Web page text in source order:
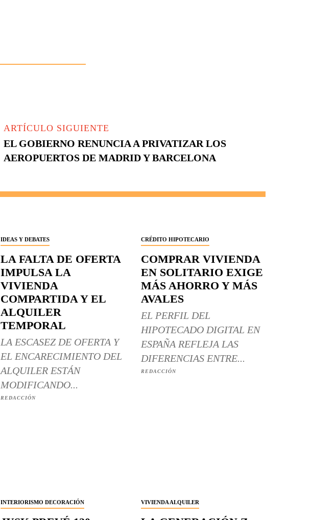
ARTÍCULO SIGUIENTE
EL GOBIERNO RENUNCIA A PRIVATIZAR LOS
AEROPUERTOS DE MADRID Y BARCELONA
IDEAS Y DEBATES
LA FALTA DE OFERTA
IMPULSA LA
VIVIENDA
COMPARTIDA Y EL
ALQUILER
TEMPORAL
LA ESCASEZ DE OFERTA Y
EL ENCARECIMIENTO DEL
ALQUILER ESTÁN
MODIFICANDO...
REDACCIÓN
CRÉDITO HIPOTECARIO
COMPRAR VIVIENDA
EN SOLITARIO EXIGE
MÁS AHORRO Y MÁS
AVALES
EL PERFIL DEL
HIPOTECADO DIGITAL EN
ESPAÑA REFLEJA LAS
DIFERENCIAS ENTRE...
REDACCIÓN
INTERIORISMO DECORACIÓN VIVIENDA ALQUILER